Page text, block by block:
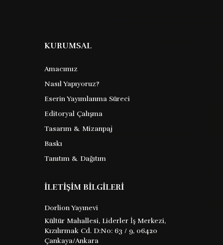
KURUMSAL
Amacımız
Nasıl Yapıyoruz?
Eserin Yayımlanma Süreci
Editoryal Çalışma
Tasarım & Mizanpaj
Baskı
Tanıtım & Dağıtım
İLETİŞİM BİLGİLERİ
Dorlion Yayınevi
Kültür Mahallesi, Liderler İş Merkezi,
Kızılırmak Cd. D:No: 63 / 9, 06420
Çankaya/Ankara